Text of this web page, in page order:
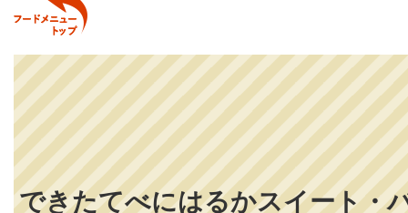
できたてべにはるかスイート・